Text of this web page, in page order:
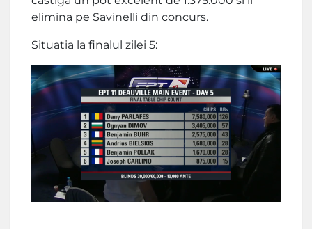
elimina pe Savinelli din concurs.
Situatia la finalul zilei 5: